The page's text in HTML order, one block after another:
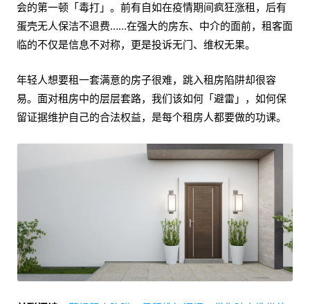
会的第一顿「毒打」。前有自如在疫情期间疯狂涨租，后有
蛋壳无人保洁不退费……在强大的房东、中介的面前，租客面
临的不仅是信息不对称，更是投诉无门、维权无果。
年轻人想要租一套满意的房子很难，跳入租房陷阱却很容
易。面对租房中的层层套路，我们该如何「避雷」，如何保
留证据维护自己的合法权益，是每个租房人都要做的功课。